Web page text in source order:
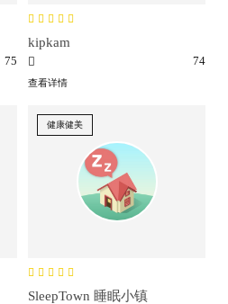
75
kipkam
74
查看详情
健康健美
SleepTown 睡眠小镇